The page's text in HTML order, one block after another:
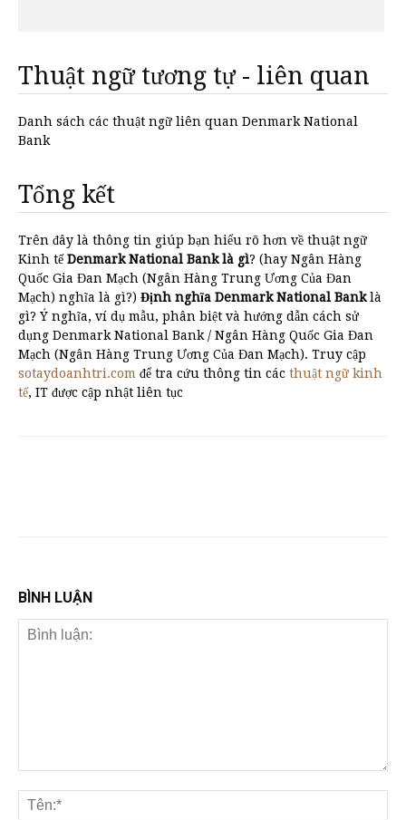
Thuật ngữ tương tự - liên quan
Danh sách các thuật ngữ liên quan Denmark National
Bank
Tổng kết
Trên đây là thông tin giúp bạn hiểu rõ hơn về thuật ngữ
Kinh tếDenmark National Bank là gì? (hay Ngân Hàng
Quốc Gia Đan Mạch (Ngân Hàng Trung Ương Của Đan
Mạch) nghĩa là gì?) Định nghĩa Denmark National Banklà
gì? Ý nghĩa, ví dụ mẫu, phân biệt và hướng dẫn cách sử
dụng Denmark National Bank / Ngân Hàng Quốc Gia Đan
Mạch (Ngân Hàng Trung Ương Của Đan Mạch). Truy cập
sotaydoanhtri.com để tra cứu thông tin các thuật ngữ kinh
tế, IT được cập nhật liên tục
BÌNH LUẬN